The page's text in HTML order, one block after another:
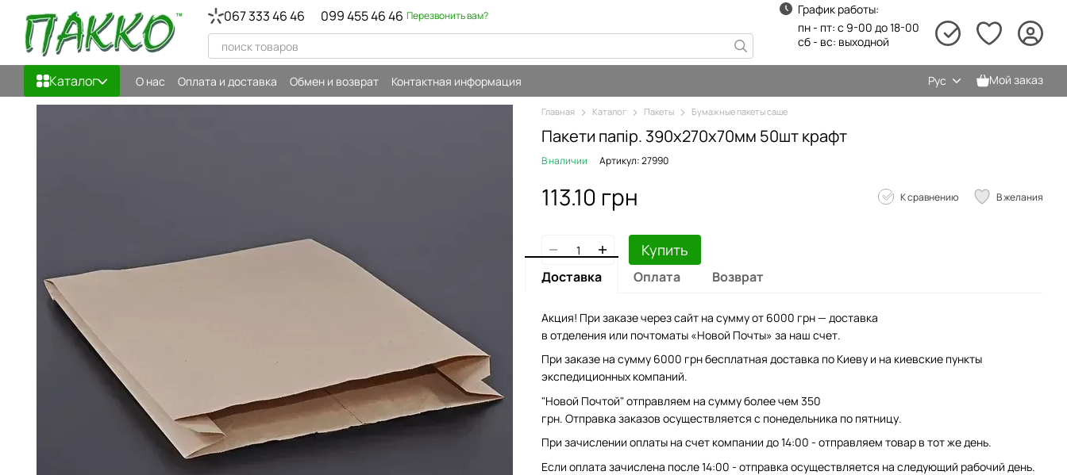
Перейти к основному контенту 067 333 46 46 099 455 46 46 Перезвонить вам?
График работы:
пн - пт: с 9-00 до 18-00
сб - вс: выходной
Каталог О нас Оплата и доставка Обмен и возврат Контактная информация Рус Мой заказ
Главная Каталог Пакеты Бумажные пакеты саше
Пакети папір. 390х270х70мм 50шт крафт
В наличии Артикул: 27990
113.10 грн К сравнению В желания
Купить
Доставка Оплата Возврат
Акция! При заказе через сайт на сумму от 6000 грн — доставка
в отделения или почтоматы «Новой Почты» за наш счет.
При заказе на сумму 6000 грн бесплатная доставка по Киеву и на киевские пункты
экспедиционных компаний.
"Новой Почтой" отправляем на сумму более чем 350
грн. Отправка заказов осуществляется с понедельника по пятницу.
При зачислении оплаты на счет компании до 14:00 - отправляем товар в тот же день.
Если оплата зачислена после 14:00 - отправка осуществляется на следующий рабочий день.